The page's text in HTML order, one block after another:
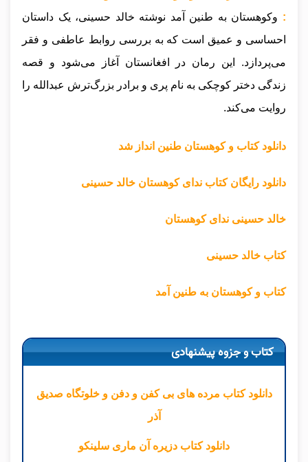
: وکوهستان به طنین آمد نوشته خالد حسینی، یک داستان
احساسی و عمیق است که به بررسی روابط عاطفی و فقر
می‌پردازد. این رمان در افغانستان آغاز می‌شود و قصه
زندگی دختر کوچکی به نام پری و برادر بزرگ‌ترش عبدالله را
روایت می‌کند.
دانلود کتاب و کوهستان طنین انداز شد
دانلود رایگان کتاب ندای کوهستان خالد حسینی
خالد حسینی ندای کوهستان
کتاب خالد حسینی
کتاب و کوهستان به طنین آمد
کتاب و جزوه پیشنهادی
دانلود کتاب مرده های بی کفن و دفن و خلوتگاه صدیق
آذر
دانلود کتاب دزیره آن ماری سلینکو